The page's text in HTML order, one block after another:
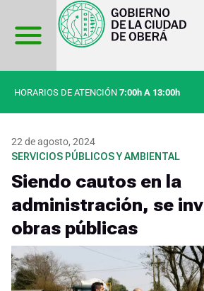
contenido
HORARIOS DE ATENCIÓN 7:00h A 13:00h
22 de agosto, 2024
SERVICIOS PÚBLICOS Y AMBIENTAL
Siendo cautos en la
administración, se
obras públicas